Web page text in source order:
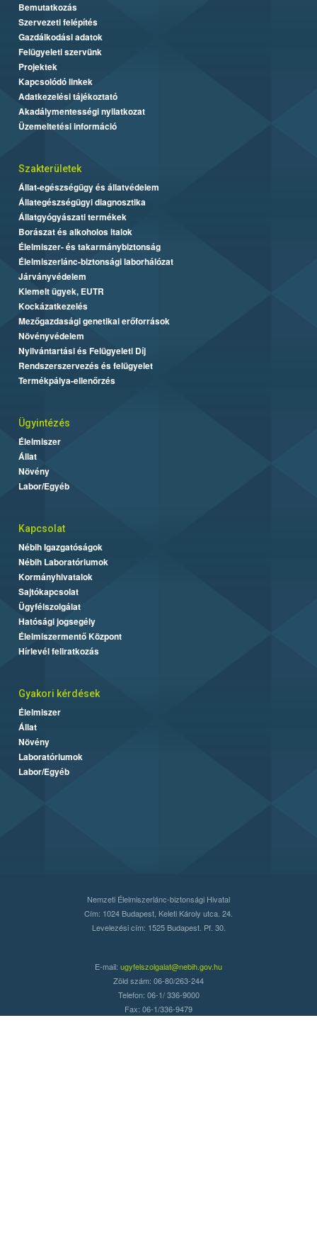
Bemutatkozás
Szervezeti felépítés
Gazdálkodási adatok
Felügyeleti szervünk
Projektek
Kapcsolódó linkek
Adatkezelési tájékoztató
Akadálymentességi nyilatkozat
Üzemeltetési információ
Szakterületek
Állat-egészségügy és állatvédelem
Állategészségügyi diagnosztika
Állatgyógyászati termékek
Borászat és alkoholos italok
Élelmiszer- és takarmánybiztonság
Élelmiszerlánc-biztonsági laborhálózat
Járványvédelem
Kiemelt ügyek, EUTR
Kockázatkezelés
Mezőgazdasági genetikai erőforrások
Növényvédelem
Nyilvántartási és Felügyeleti Díj
Rendszerszervezés és felügyelet
Termékpálya-ellenőrzés
Ügyintézés
Élelmiszer
Állat
Növény
Labor/Egyéb
Kapcsolat
Nébih Igazgatóságok
Nébih Laboratóriumok
Kormányhivatalok
Sajtókapcsolat
Ügyfélszolgálat
Hatósági jogsegély
Élelmiszermentő Központ
Hírlevél feliratkozás
Gyakori kérdések
Élelmiszer
Állat
Növény
Laboratóriumok
Labor/Egyéb
Nemzeti Élelmiszerlánc-biztonsági Hivatal
Cím: 1024 Budapest, Keleti Károly utca. 24.
Levelezési cím: 1525 Budapest. Pf. 30.
E-mail: ugyfelszolgalat@nebih.gov.hu
Zöld szám: 06-80/263-244
Telefon: 06-1/ 336-9000
Fax: 06-1/336-9479